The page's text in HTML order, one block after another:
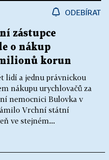
ODEBÍRAT
zástupce
o nákup
korun
lidí a jednu právnickou
nákupu urychlovačů za
nemocnici Bulovka v
Vrchní státní
ve stejném...